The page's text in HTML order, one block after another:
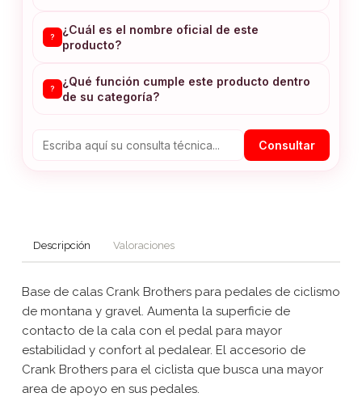
?
¿Cuál es el nombre oficial de este
producto?
?
¿Qué función cumple este producto dentro
de su categoría?
Consultar
Descripción Valoraciones
Base de calas Crank Brothers para pedales de ciclismo
de montana y gravel. Aumenta la superficie de
contacto de la cala con el pedal para mayor
estabilidad y confort al pedalear. El accesorio de
Crank Brothers para el ciclista que busca una mayor
area de apoyo en sus pedales.